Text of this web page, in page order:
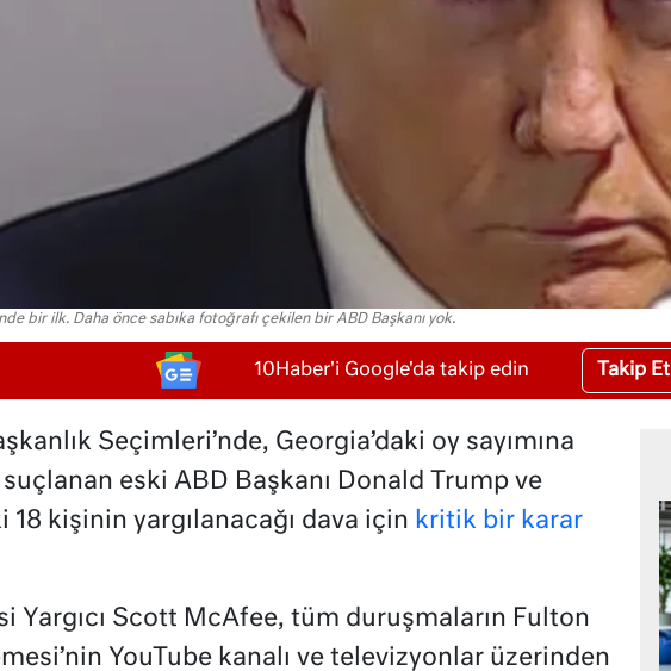
bir ilk. Daha önce sabıka fotoğrafı çekilen bir ABD Başkanı yok.
10Haber'i Google'da takip edin Takip Et
Seçimleri’nde, Georgia’daki oy sayımına
eski ABD Başkanı Donald Trump ve
18 kişinin yargılanacağı dava için kritik bir karar
Yargıcı Scott McAfee, tüm duruşmaların Fulton
YouTube kanalı ve televizyonlar üzerinden